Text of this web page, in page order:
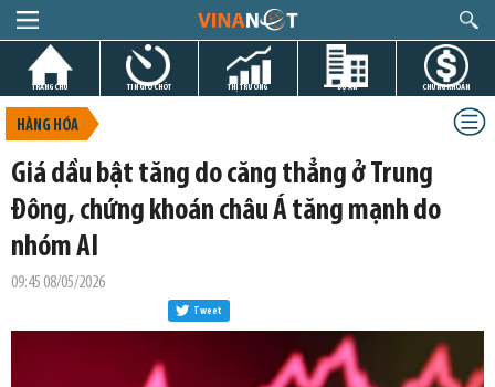
TRANG CHỦ TIN GIỜ CHÓT THỊ TRƯỜNG DỰ ÁN CHỨNG KHOÁN
HÀNG HÓA
Giá dầu bật tăng do căng thẳng ở Trung
Đông, chứng khoán châu Á tăng mạnh do
nhóm AI
09:45 08/05/2026
Tweet